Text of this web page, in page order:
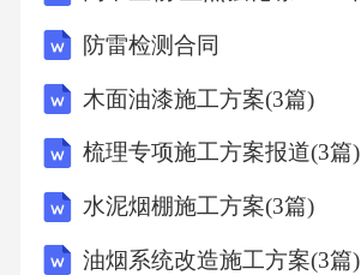
防雷检测合同
木面油漆施工方案(3篇)
梳理专项施工方案报道(3篇)
水泥烟棚施工方案(3篇)
油烟系统改造施工方案(3篇)